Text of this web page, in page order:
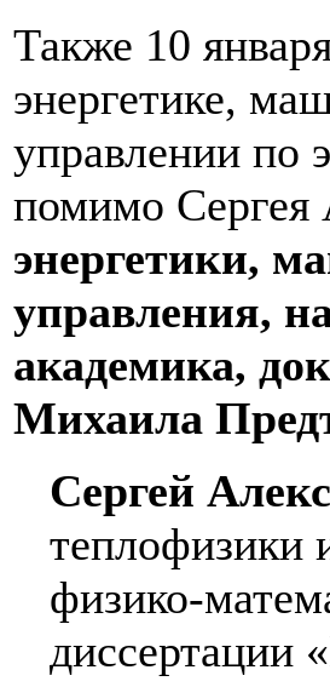
Также 10
энергетике,
управлении по
помимо Сергея
энергетики,
управления,
академика,
Михаила
Сергей
физико-
диссертации